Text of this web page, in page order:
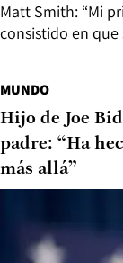
Matt Smith: “Mi
consistido en que
MUNDO
Hijo de Joe
padre: “Ha
más allá”